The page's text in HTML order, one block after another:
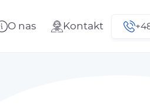
O nas Kontakt